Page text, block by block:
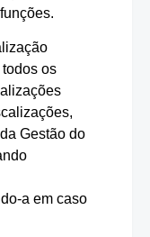
os
Gestão do
a em caso